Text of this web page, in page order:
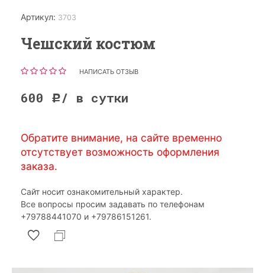
Артикул: 3703
Чешский костюм
НАПИСАТЬ ОТЗЫВ
600 Р / в сутки
Обратите внимание, на сайте временно
отсутствует возможность оформления
заказа.
Сайт носит ознакомительный характер.
Все вопросы просим задавать по телефонам
‎+79788441070 и ‎+79786151261.